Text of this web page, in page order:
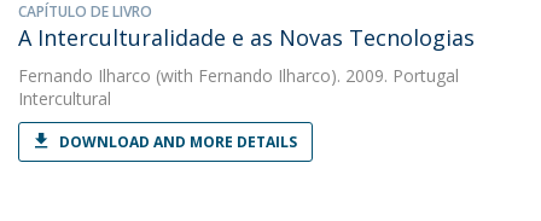
CAPÍTULO DE LIVRO
A Interculturalidade e as Novas Tecnologias
Fernando Ilharco (with Fernando Ilharco). 2009. Portugal
Intercultural
DOWNLOAD AND MORE DETAILS